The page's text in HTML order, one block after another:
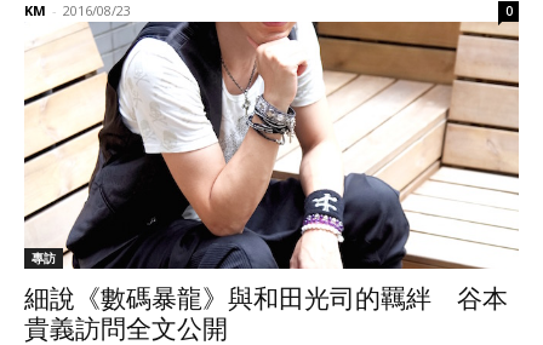
KM - 2016/08/23 0
專訪
細說《數碼暴龍》與和田光司的羈絆 谷本
貴義訪問全文公開